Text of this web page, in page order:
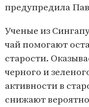
предупредила
Ученые из
чай помогают
старости.
черного и
активности в
снижают